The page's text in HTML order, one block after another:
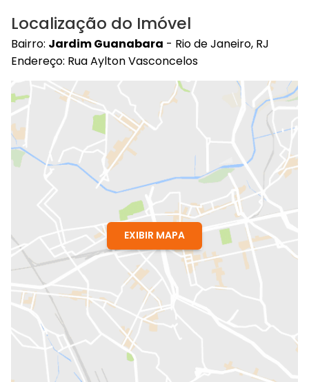
Localização do Imóvel
Bairro: Jardim Guanabara - Rio de Janeiro, RJ
Endereço: Rua Aylton Vasconcelos
EXIBIR MAPA